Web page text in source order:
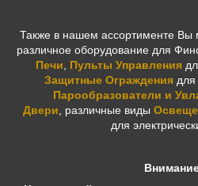
Также в нашем ассортименте Вы
различное оборудование для
Печи
Пульты Управления
Защитные Ограждения для
Парообразователи и
Двери
различные виды
для